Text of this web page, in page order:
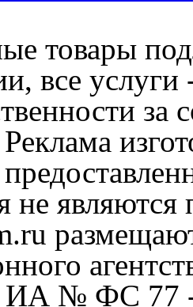
товары
все
не
№ ФС 77 -